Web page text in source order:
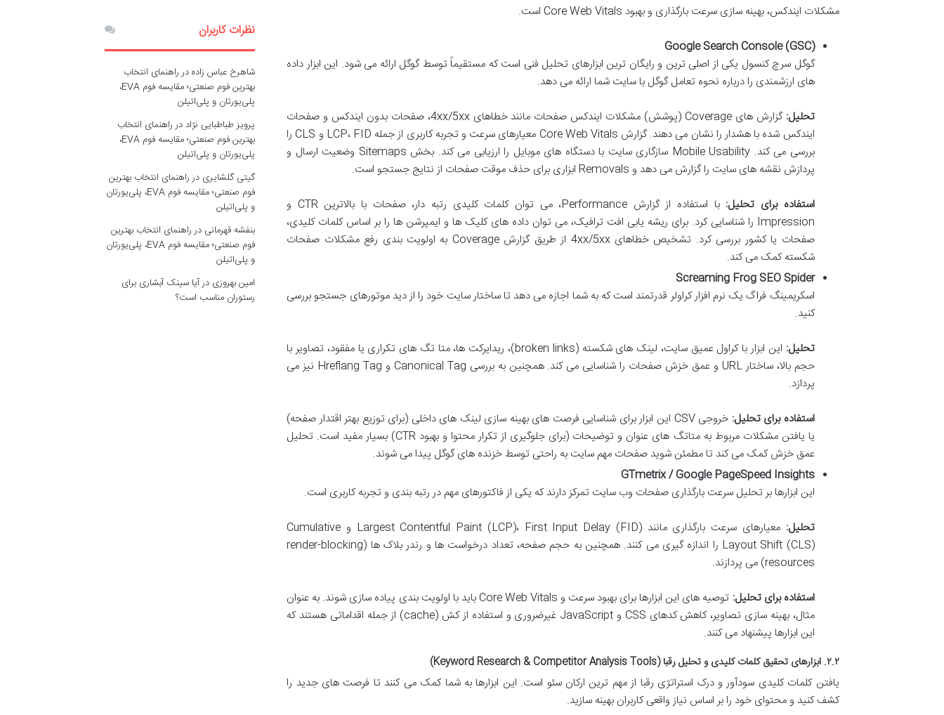
مشکلات ایندکس، بهینه سازی سرعت بارگذاری و بهبود Core Web Vitals است.
Google Search Console (GSC)
گوگل سرچ کنسول یکی از اصلی ترین و رایگان ترین ابزارهای تحلیل فنی است که مستقیماً توسط گوگل ارائه می شود. این ابزار داده
های ارزشمندی را درباره نحوه تعامل گوگل با سایت شما ارائه می دهد.
تحلیل:
گزارش های Coverage (پوشش) مشکلات ایندکس صفحات مانند خطاهای 4xx/5xx، صفحات بدون ایندکس و صفحات
ایندکس شده با هشدار را نشان می دهند. گزارش Core Web Vitals معیارهای سرعت و تجربه کاربری از جمله LCP، FID و CLS را
بررسی می کند. Mobile Usability سازگاری سایت با دستگاه های موبایل را ارزیابی می کند. بخش Sitemaps وضعیت ارسال و
پردازش نقشه های سایت را گزارش می دهد و Removals ابزاری برای حذف موقت صفحات از نتایج جستجو است.
استفاده برای تحلیل:
با استفاده از گزارش Performance، می توان کلمات کلیدی رتبه دار، صفحات با بالاترین CTR و
Impression را شناسایی کرد. برای ریشه یابی افت ترافیک، می توان داده های کلیک ها و ایمپرشن ها را بر اساس کلمات کلیدی،
صفحات یا کشور بررسی کرد. تشخیص خطاهای 4xx/5xx از طریق گزارش Coverage به اولویت بندی رفع مشکلات صفحات
شکسته کمک می کند.
Screaming Frog SEO Spider
اسکریمینگ فراگ یک نرم افزار کراولر قدرتمند است که به شما اجازه می دهد تا ساختار سایت خود را از دید موتورهای جستجو بررسی
کنید.
تحلیل:
این ابزار با کراول عمیق سایت، لینک های شکسته (broken links)، ریدایرکت ها، متا تگ های تکراری یا مفقود، تصاویر با
حجم بالا، ساختار URL و عمق خزش صفحات را شناسایی می کند. همچنین به بررسی Canonical Tag و Hreflang Tag نیز می
پردازد.
استفاده برای تحلیل:
خروجی CSV این ابزار برای شناسایی فرصت های بهینه سازی لینک های داخلی (برای توزیع بهتر اقتدار صفحه)
یا یافتن مشکلات مربوط به متاتگ های عنوان و توضیحات (برای جلوگیری از تکرار محتوا و بهبود CTR) بسیار مفید است. تحلیل
عمق خزش کمک می کند تا مطمئن شوید صفحات مهم سایت به راحتی توسط خزنده های گوگل پیدا می شوند.
GTmetrix / Google PageSpeed Insights
این ابزارها بر تحلیل سرعت بارگذاری صفحات وب سایت تمرکز دارند که یکی از فاکتورهای مهم در رتبه بندی و تجربه کاربری است.
تحلیل:
معیارهای سرعت بارگذاری مانند Largest Contentful Paint (LCP)، First Input Delay (FID) و Cumulative
Layout Shift (CLS) را اندازه گیری می کنند. همچنین به حجم صفحه، تعداد درخواست ها و رندر بلاک ها (render-blocking
resources) می پردازند.
استفاده برای تحلیل:
توصیه های این ابزارها برای بهبود سرعت و Core Web Vitals باید با اولویت بندی پیاده سازی شوند. به عنوان
مثال، بهینه سازی تصاویر، کاهش کدهای CSS و JavaScript غیرضروری و استفاده از کش (cache) از جمله اقداماتی هستند که
این ابزارها پیشنهاد می کنند.
۲.۲. ابزارهای تحقیق کلمات کلیدی و تحلیل رقبا (Keyword Research & Competitor Analysis Tools)
یافتن کلمات کلیدی سودآور و درک استراتژی رقبا از مهم ترین ارکان سئو است. این ابزارها به شما کمک می کنند تا فرصت های جدید را
کشف کنید و محتوای خود را بر اساس نیاز واقعی کاربران بهینه سازید.
نظرات کاربران
شاهرخ عباس زادهدرراهنمای انتخاب
بهترین فوم صنعتی؛ مقایسه فوم EVA،
پلی‌یورتان و پلی‌اتیلن
پرویز طباطبایی نژاد درراهنمای انتخاب
بهترین فوم صنعتی؛ مقایسه فوم EVA،
پلی‌یورتان و پلی‌اتیلن
گیتی گلشایری درراهنمای انتخاب بهترین
فوم صنعتی؛ مقایسه فوم EVA، پلی‌یورتان
و پلی‌اتیلن
بنفشه قهرمانی درراهنمای انتخاب بهترین
فوم صنعتی؛ مقایسه فوم EVA، پلی‌یورتان
و پلی‌اتیلن
امین بهروزی درآیا سینک آبشاری برای
رستوران مناسب است؟